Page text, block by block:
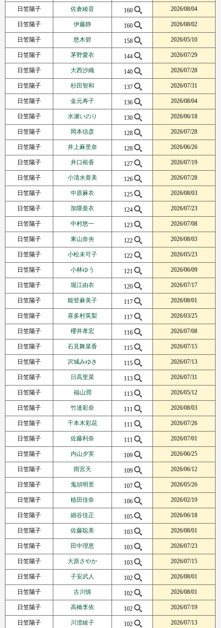
日笠陽子 佐倉綾音 160 2026/08/04
日笠陽子 伊藤静 160 2026/08/02
日笠陽子 悠木碧 158 2026/05/10
日笠陽子 茅野愛衣 144 2026/07/29
日笠陽子 大西沙織 140 2026/07/28
日笠陽子 杉田智和 137 2026/07/31
日笠陽子 金元寿子 136 2026/08/04
日笠陽子 水瀬いのり 130 2026/06/18
日笠陽子 岡本信彦 128 2026/07/28
日笠陽子 井上麻里奈 128 2026/06/26
日笠陽子 井口裕香 127 2026/07/19
日笠陽子 小清水亜美 126 2026/07/28
日笠陽子 中原麻衣 125 2026/08/03
日笠陽子 加隈亜衣 124 2026/07/23
日笠陽子 中村悠一 123 2026/07/08
日笠陽子 東山奈央 122 2026/08/03
日笠陽子 小松未可子 122 2026/05/23
日笠陽子 小林ゆう 121 2026/06/09
日笠陽子 堀江由衣 120 2026/07/17
日笠陽子 能登麻美子 117 2026/08/01
日笠陽子 喜多村英梨 117 2026/03/25
日笠陽子 櫻井孝宏 116 2026/07/08
日笠陽子 石見舞菜香 115 2026/07/15
日笠陽子 沢城みゆき 115 2026/07/13
日笠陽子 日高里菜 113 2026/07/31
日笠陽子 福山潤 113 2026/05/12
日笠陽子 竹達彩奈 111 2026/08/03
日笠陽子 千本木彩花 111 2026/07/26
日笠陽子 佐藤利奈 111 2026/07/01
日笠陽子 内山夕実 109 2026/06/25
日笠陽子 雨宮天 109 2026/06/12
日笠陽子 鬼頭明里 107 2026/05/26
日笠陽子 植田佳奈 106 2026/02/19
日笠陽子 細谷佳正 105 2026/06/18
日笠陽子 佐藤聡美 103 2026/08/01
日笠陽子 田中理恵 103 2026/07/23
日笠陽子 大原さやか 103 2026/07/15
日笠陽子 子安武人 102 2026/08/01
日笠陽子 古川慎 102 2026/08/01
日笠陽子 高橋李依 102 2026/07/19
日笠陽子 川澄綾子 102 2026/07/13